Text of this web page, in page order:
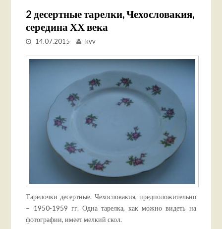
2 десертные тарелки, Чехословакия,
середина ХХ века
14.07.2015 kvv
Тарелочки десертные. Чехословакия, предположительно
– 1950-1959 гг. Одна тарелка, как можно видеть на
фотографии, имеет мелкий скол.